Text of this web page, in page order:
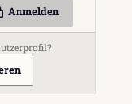
Anmelden